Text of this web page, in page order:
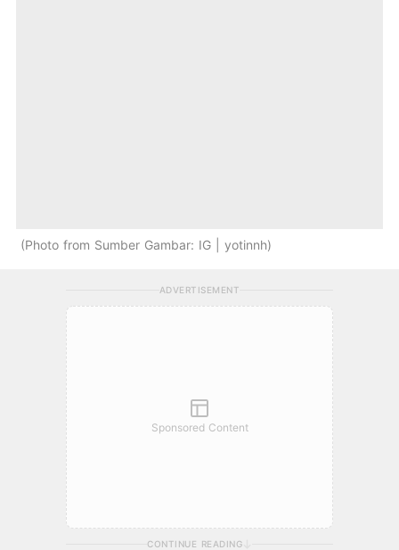
Photo from Sumber Gambar: IG | yotinnh
ADVERTISEMENT
Sponsored Content
CONTINUE READING